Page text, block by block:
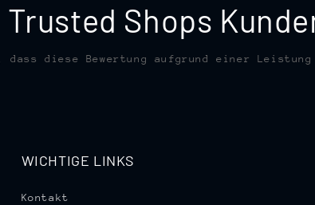
Shops
diese Bewertung aufgrund einer Leistung
WICHTIGE LINKS
Kontakt